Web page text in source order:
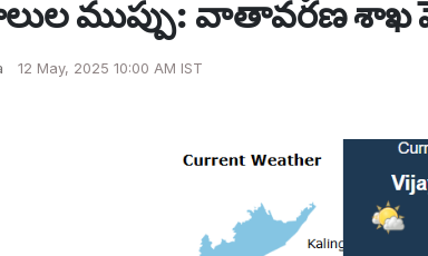
ముప్పు: వాతావరణ శాఖ
12 May, 2025 10:00 AM IST